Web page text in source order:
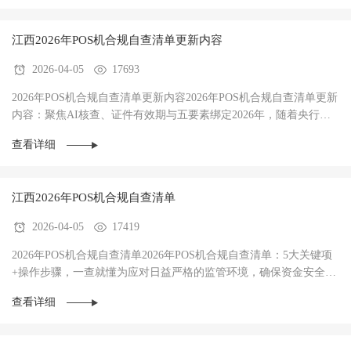
江西2026年POS机合规自查清单更新内容
2026-04-05 17693
2026年POS机合规自查清单更新内容2026年POS机合规自查清单更新
内容：聚焦AI核查、证件有效期与五要素绑定‌2026年，随着央行
查看详细
江西‌2026年POS机合规自查清单
2026-04-05 17419
‌2026年POS机合规自查清单2026年POS机合规自查清单：5大关键项
+操作步骤，一查就懂‌为应对日益严格的监管环境，确保资金安全与
查看详细